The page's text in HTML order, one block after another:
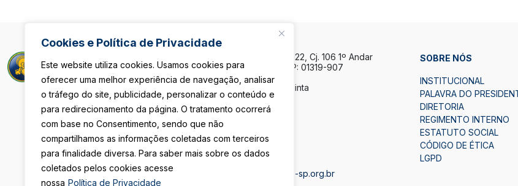
Cookies e Política de Privacidade
Este website utiliza cookies. Usamos cookies para
oferecer uma melhor experiência de navegação, analisar
o tráfego do site, publicidade, personalizar o conteúdo e
para redirecionamento da página. O tratamento ocorrerá
com base no Consentimento, sendo que não
compartilhamos as informações coletadas com terceiros
para finalidade diversa. Para saber mais sobre os dados
coletados pelos cookies acesse
nossa Política de Privacidade
Rua Maria Paula, 122, Cj. 106 1º Andar
São Paulo/SP CEP: 01319-907
De Segunda a Quinta
Das 8h às 18h.
Sexta-Feira
(11) 3105-4112
secretaria@ibape-sp.org.br
SOBRE NÓS
INSTITUCIONAL
PALAVRA DO
DIRETORIA
REGIMENTO INTERNO
ESTATUTO SOCIAL
CÓDIGO DE ÉTICA
LGPD